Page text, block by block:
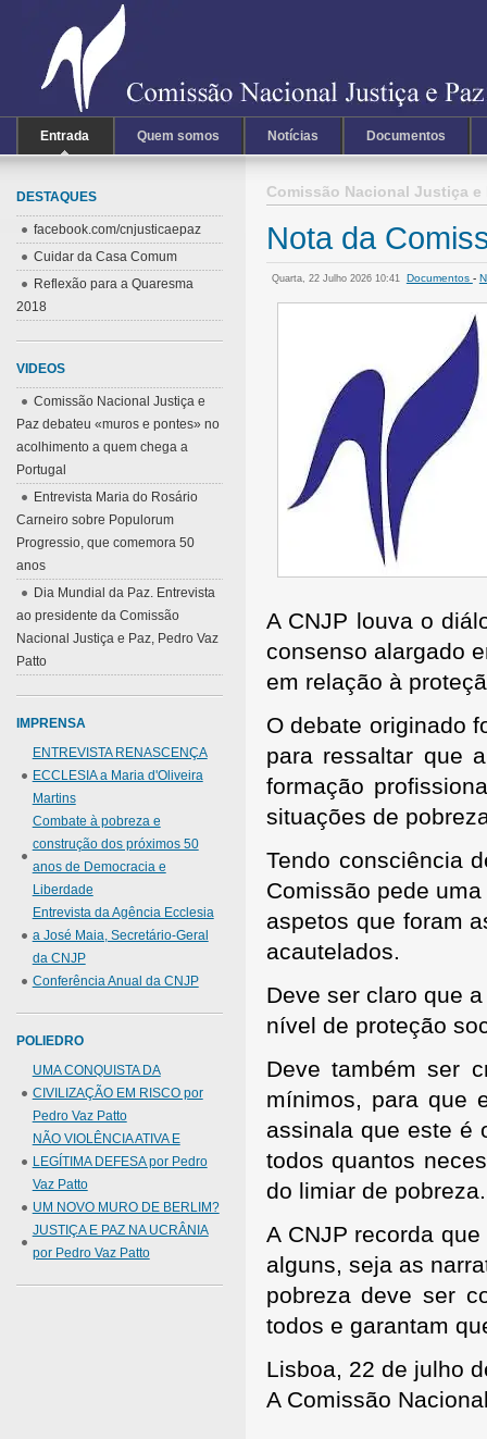
Entrada Quem somos Notícias Documentos
Comissão Nacional Justiça e
Nota da
Quarta, 22 Julho 2026 10:41 Documentos -
A CNJP louva o
consenso alargado
em relação à
O debate originado
para ressaltar que
formação
situações de
Tendo consciência
Comissão pede
aspetos que foram
acautelados.
Deve ser claro que
nível de proteção
Deve também ser
mínimos, para que
assinala que este é
todos quantos
do limiar de pobreza.
A CNJP recorda
alguns, seja as
pobreza deve ser
todos e garantam
Lisboa, 22 de julho
A Comissão
DESTAQUES
facebook.com/cnjusticaepaz
Cuidar da Casa Comum
Reflexão para a Quaresma
2018
VIDEOS
Comissão Nacional Justiça e
Paz debateu «muros e pontes» no
acolhimento a quem chega a
Portugal
Entrevista Maria do Rosário
Carneiro sobre Populorum
Progressio, que comemora 50
anos
Dia Mundial da Paz. Entrevista
ao presidente da Comissão
Nacional Justiça e Paz, Pedro Vaz
Patto
IMPRENSA
ENTREVISTA RENASCENÇA
ECCLESIA a Maria d'Oliveira
Martins
Combate à pobreza e
construção dos próximos 50
anos de Democracia e
Liberdade
Entrevista da Agência Ecclesia
a José Maia, Secretário-Geral
da CNJP
Conferência Anual da CNJP
POLIEDRO
UMA CONQUISTA DA
CIVILIZAÇÃO EM RISCO por
Pedro Vaz Patto
NÃO VIOLÊNCIA ATIVA E
LEGÍTIMA DEFESA por Pedro
Vaz Patto
UM NOVO MURO DE BERLIM?
JUSTIÇA E PAZ NA UCRÂNIA
por Pedro Vaz Patto